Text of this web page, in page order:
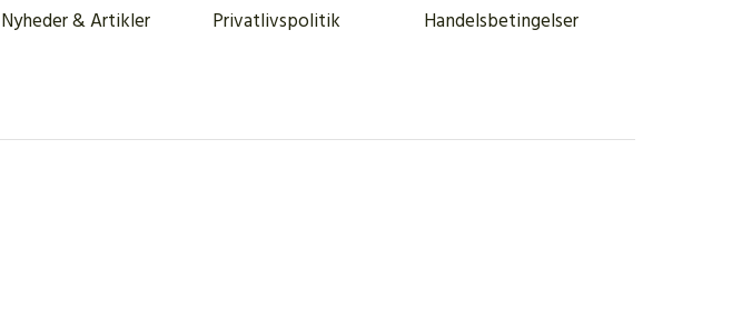
Nyheder & Artikler
Privatlivspolitik Handelsbetingelser